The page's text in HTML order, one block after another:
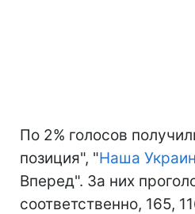
По 2% голосов
позиция", "Наша
Вперед". За них
соответственно, 165,